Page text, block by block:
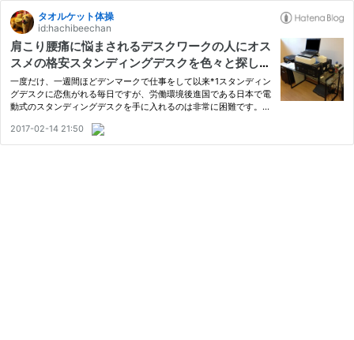
タオルケット体操
id:hachibeechan
肩こり腰痛に悩まされるデスクワークの人にオス
スメの格安スタンディングデスクを色々と探して
みた
一度だけ、一週間ほどデンマークで仕事をして以来*1スタンディン
グデスクに恋焦がれる毎日ですが、労働環境後進国である日本で電
動式のスタンディングデスクを手に入れるのは非常に困難です。
スクがあり、これは前職で利用しておりかなり快適だったのです
が…
2017-02-14 21:50